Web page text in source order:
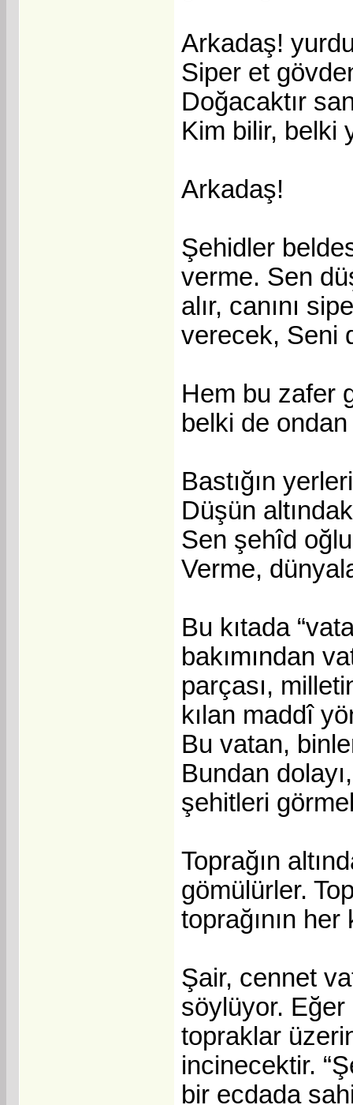
Arkadaş!
Siper et
Doğacaktır
Kim bilir, belki
Arkadaş!
Şehidler
verme. Sen
alır, canını
verecek, Seni
Hem bu zafer
belki de
Bastığın
Düşün
Sen şehîd
Verme,
Bu kıtada
bakımından
parçası,
kılan maddî
Bu vatan,
Bundan
şehitleri
Toprağın
gömülürler.
toprağının
Şair, cennet
söylüyor. Eğer
topraklar
incinecektir.
bir ecdada